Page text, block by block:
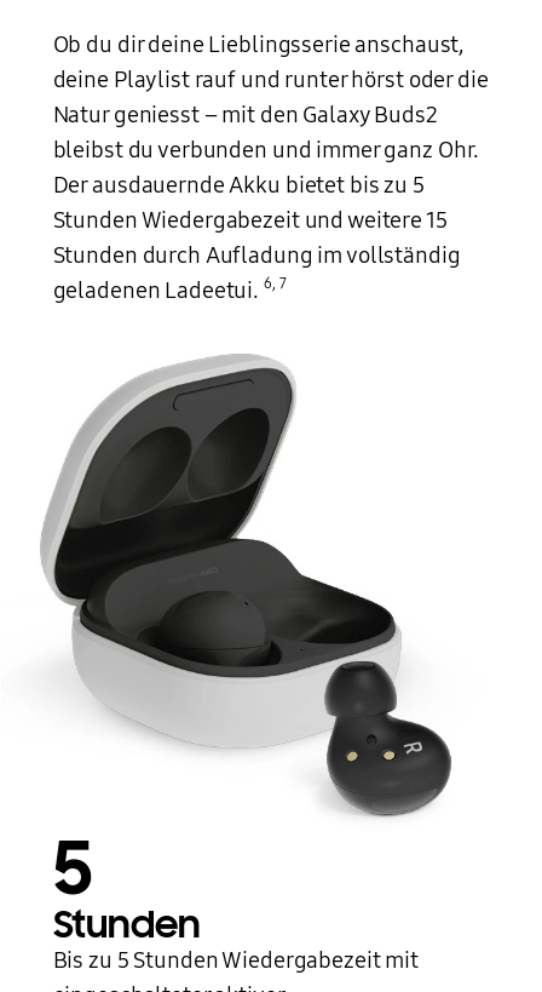
Ob du dir deine Lieblingsserie anschaust,
deine Playlist rauf und runter hörst oder die
Natur geniesst – mit den Galaxy Buds2
bleibst du verbunden und immer ganz Ohr.
Der ausdauernde Akku bietet bis zu 5
Stunden Wiedergabezeit und weitere 15
Stunden durch Aufladung im vollständig
geladenen Ladeetui. 6, 7
5
Stunden
Bis zu 5 Stunden Wiedergabezeit mit